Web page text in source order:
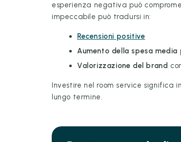
esperienza negativa può
impeccabile può tradursi in:
Recensioni positive
Aumento della spesa media
Valorizzazione del brand
Investire nel room service
lungo termine.